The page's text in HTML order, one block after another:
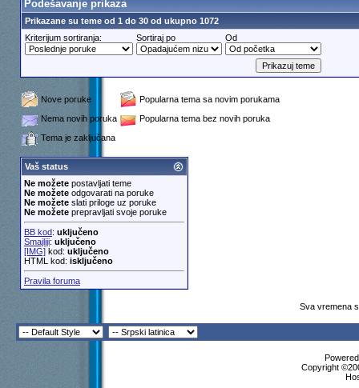
Podešavanje prikaza
Prikazane su teme od 1 do 30 od ukupno 1072
Kriterijum sortiranja:
Sortiraj po Od
Nove poruke
Popularna tema sa novim porukama
Nema novih poruka
Popularna tema bez novih poruka
Tema je zaključana
Vaš status
Ne možetepostavljati teme
Ne možeteodgovarati na poruke
Ne možeteslati priloge uz poruke
Ne možeteprepravljati svoje poruke
BB kod: uključeno
Smajliji: uključeno
[IMG]kod: uključeno
HTML kod: isključeno
Pravila foruma
Sva vremena
Copyright